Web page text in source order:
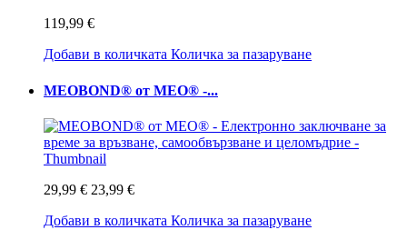
119,99 €
Добави в количката Количка за пазаруване
MEOBOND® от MEO® -...
29,99 € 23,99 €
Добави в количката Количка за пазаруване